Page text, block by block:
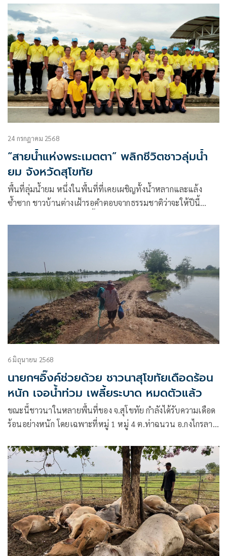
“บิ๊กเปี๊ยก” ​​นายกสมาคมกีฬาเจ็ตสกีแห่งประเทศไทยฯ รีบสั่งการ
แยกทีมเจ็ตสกีจิตอาสา ​​ของสมาคมกีฬาเจ็ตสกีแห่งประเทศไทยฯ ​​
นำโดยทีม 1 นายสมบัติ เนียมพาง กรรมการสมาคมฯเป็น
หัวหน้าทีมเจ็ตสกีจิตอาสาฯ ที่ 1 ลงพื้นที่ช่วยเหลือที่จังหวัดแพร่
และเตรียมลงพื้นที่ต่อไปที่จ.สุโขทัย ส่วนทีมที่ 2 นำโดยคุณ
“เปิ้ล” นาคร ศิลาชัย หัวหน้าทีมเจ็ตสกีจิตอาสาฯ ที่ 2 ลงพื้นที่
ช่วยเหลือเต็มกำลังที่จังหวัดน่านและแพร่ ต่อไป
24 กรกฎาคม 2568
“สายน้ำแห่งพระเมตตา” พลิกชีวิตชาวลุ่มน้ำ
ยม จังหวัดสุโขทัย
พื้นที่ลุ่มน้ำยม หนึ่งในพื้นที่ที่เคยเผชิญทั้งน้ำหลากและแล้ง
ซ้ำซาก ชาวบ้านต่างเฝ้ารอคำตอบจากธรรมชาติว่าจะให้ปีนี้
6 มิถุนายน 2568
นายกฯอิ๊งค์ช่วยด้วย ชาวนาสุโขทัยเดือดร้อน
หนัก เจอน้ำท่วม เพลี้ยระบาด หมดตัวแล้ว
ขณะนี้ชาวนาในหลายพื้นที่ของ จ.สุโขทัย กำลังได้รับความเดือด
ร้อนอย่างหนัก โดยเฉพาะที่หมู่ 1 หมู่ 4 ต.ท่าฉนวน อ.กงไกรลาศ
กลายเป็นหนี้พอก หมดทุนทำนารอบต่อไป หลังเจอทั้งเพลี้ย
ระบาด น้ำท่วมซ้ำ ทำให้ขาดทุนหลายแสน ไม่มีเงินจ่ายหนี้คืน
ร้านค้าปุ๋ย-ยา และ ธ.ก.ส.